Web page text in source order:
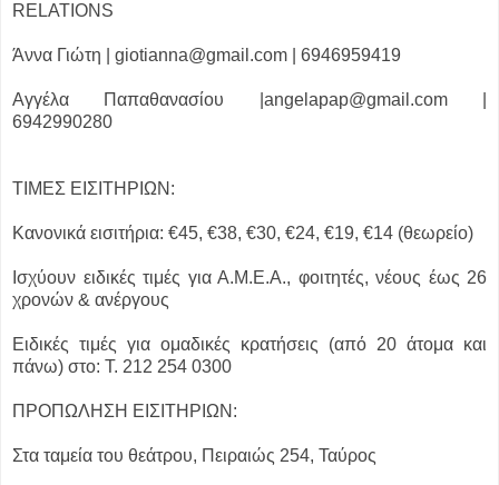
RELATIONS
Άννα Γιώτη | giotianna@gmail.com | 6946959419
Αγγέλα Παπαθανασίου |angelapap@gmail.com |
6942990280
ΤΙΜΕΣ ΕΙΣΙΤΗΡΙΩΝ:
Κανονικά εισιτήρια: €45, €38, €30, €24, €19, €14 (θεωρείο)
Ισχύουν ειδικές τιμές για Α.Μ.Ε.Α., φοιτητές, νέους έως 26
χρονών & ανέργους
Ειδικές τιμές για ομαδικές κρατήσεις (από 20 άτομα και
πάνω) στο: Τ. 212 254 0300
ΠΡΟΠΩΛΗΣΗ ΕΙΣΙΤΗΡΙΩΝ:
Στα ταμεία του θεάτρου, Πειραιώς 254, Ταύρος